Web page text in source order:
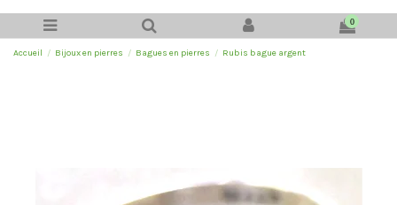
0
Accueil Bijoux en pierres Bagues en pierres Rubis bague argent